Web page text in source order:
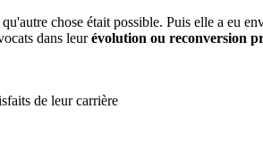
chose était possible. Puis elle a eu
dans leurévolution ou reconversion
de leur carrière